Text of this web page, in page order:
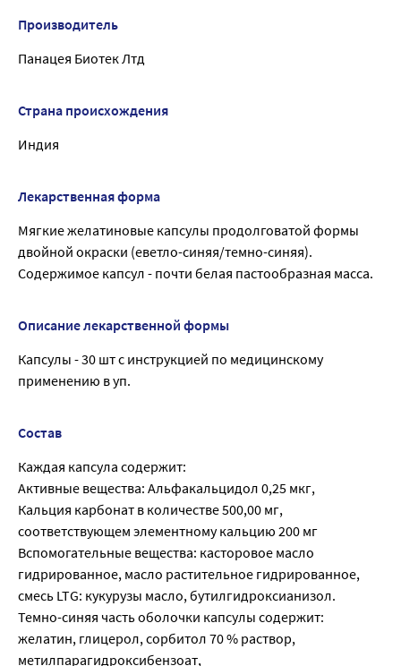
Производитель
Панацея Биотек Лтд
Страна происхождения
Индия
Лекарственная форма
Мягкие желатиновые капсулы продолговатой формы
двойной окраски (еветло-синяя/темно-синяя).
Содержимое капсул - почти белая пастообразная масса.
Описание лекарственной формы
Капсулы - 30 шт с инструкцией по медицинскому
применению в уп.
Состав
Каждая капсула содержит:
Активные вещества: Альфакальцидол 0,25 мкг,
Кальция карбонат в количестве 500,00 мг,
соответствующем элементному кальцию 200 мг
Вспомогательные вещества: касторовое масло
гидрированное, масло растительное гидрированное,
смесь LTG: кукурузы масло, бутилгидроксианизол.
Темно-синяя часть оболочки капсулы содержит:
желатин, глицерол, сорбитол 70 % раствор,
метилпарагидроксибензоат,